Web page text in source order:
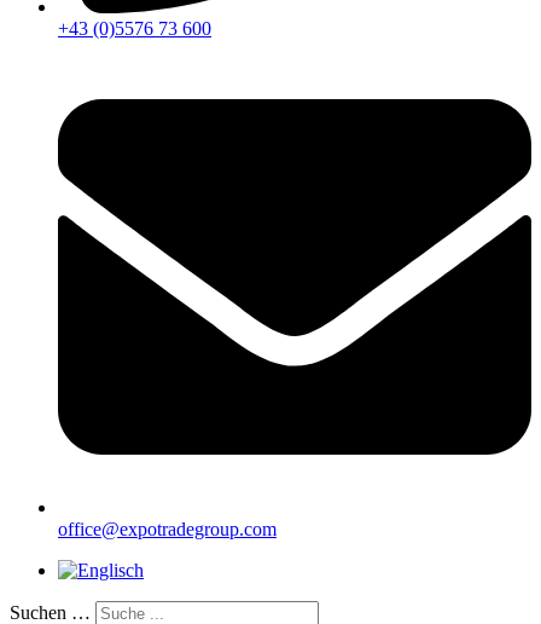
+43 (0)5576 73 600
office@expotradegroup.com
Suchen …